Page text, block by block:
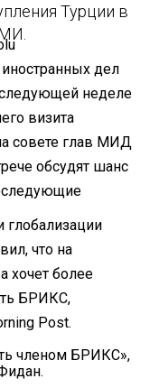
Турции в
дел
неделе
визита
совете глав МИД
обсудят шанс
глобализации
что на
хочет более
БРИКС,
Post.
членом БРИКС»,